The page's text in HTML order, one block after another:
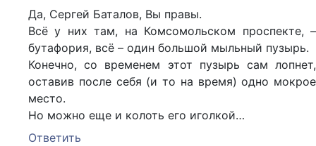
Да, Сергей Баталов, Вы правы.
Всё у них там, на Комсомольском проспекте, –
бутафория, всё – один большой мыльный пузырь.
Конечно, со временем этот пузырь сам лопнет,
оставив после себя (и то на время) одно мокрое
место.
Но можно еще и колоть его иголкой…
Ответить